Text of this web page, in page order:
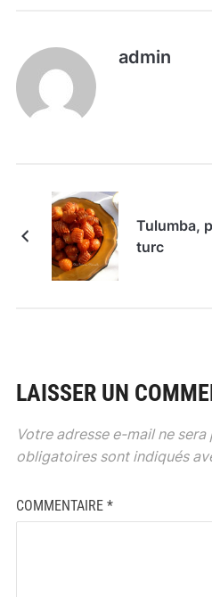
admin
Tulumba,
turc
LAISSER UN
Votre adresse e-mail ne sera
obligatoires sont indiqués
COMMENTAIRE *